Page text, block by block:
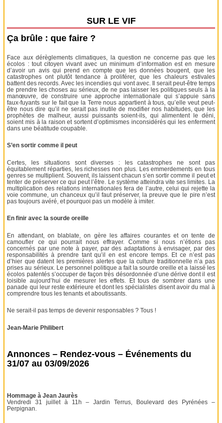
SUR LE VIF
Ça brûle : que faire ?
Face aux dérèglements climatiques, la question ne concerne pas que les
écolos : tout citoyen vivant avec un minimum d’information est en mesure
d’avoir un avis qui prend en compte que les données bougent, que les
catastrophes ont plutôt tendance à proliférer, que les chaleurs estivales
battent des records. Avec les incendies qui vont avec. Il serait peut-être temps
de prendre les choses au sérieux, de ne pas laisser les politiques seuls à la
manœuvre, de construire une approche internationale qui s’appuie sans
faux-fuyants sur le fait que la Terre nous appartient à tous, qu’elle veut peut-
être nous dire qu’il ne serait pas inutile de modifier nos habitudes, que les
prophètes de malheur, aussi puissants soient-ils, qui alimentent le déni,
soient mis à la raison et sortent d’optimismes inconsidérés qui les enferment
dans une béatitude coupable.
S’en sortir comme il peut
Certes, les situations sont diverses : les catastrophes ne sont pas
équitablement réparties, les richesses non plus. Les emmerdements en tous
genres se multiplient. Souvent, ils laissent chacun s’en sortir comme il peut et
tenter de préserver ce qui peut l’être. Le système atteindra vite ses limites. La
multiplication des relations internationales fera de l’autre, celui qui rejette la
voie commune, un chanceux qu’il faut préserver, la preuve que le pire n’est
pas toujours avéré, et pourquoi pas un modèle à imiter.
En finir avec la sourde oreille
En attendant, on blablate, on gère les affaires courantes et on tente de
camoufler ce qui pourrait nous effrayer. Comme si nous n’étions pas
concernés par une note à payer, par des adaptations à envisager, par des
responsabilités à prendre tant qu’il en est encore temps. Et ce n’est pas
d’hier que datent les premières alertes que la culture traditionnelle n’a pas
prises au sérieux. Le personnel politique a fait la sourde oreille et a laissé les
écolos patentés s’occuper de façon très désordonnée d’une dérive dont il est
loisible aujourd’hui de mesurer les effets. Et tous de sombrer dans une
panade qui leur reste extérieure et dont les spécialistes disent avoir du mal à
comprendre tous les tenants et aboutissants.
Ne serait-il pas temps de devenir responsables ? Tous !
Jean-Marie Philibert
Annonces – Rendez-vous – Événements du
31/07 au 03/09/2026
Hommage à Jean Jaurès
Vendredi 31 juillet à 11h – Jardin Terrus, Boulevard des Pyrénées –
Perpignan.